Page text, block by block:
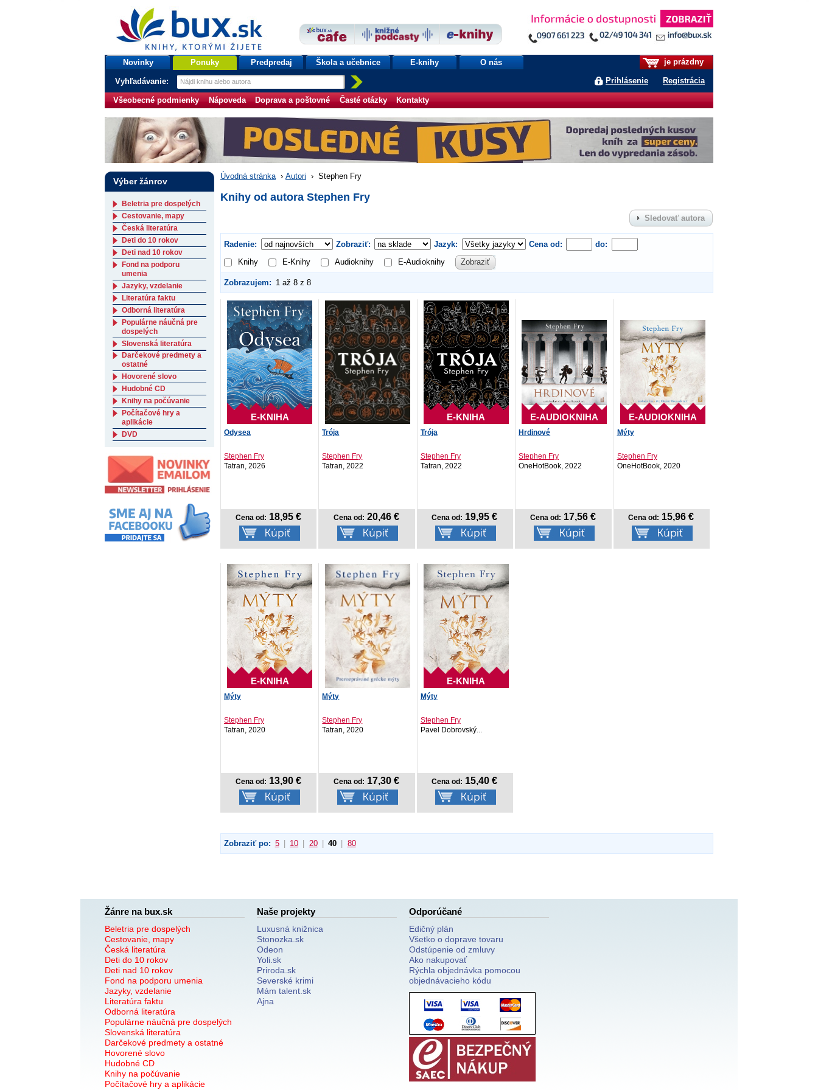
bux.sk
knihy, ktorými žijete
Úvodná stránka
je prázdny
Prihlásenie Registrácia
Novinky Ponuky Predpredaj Škola a učebnice E-knihy O nás
Vyhľadávanie:
Všeobecné podmienky Nápoveda Doprava a poštovné Časté otázky Kontakty
Úvodná stránka › Autori › Stephen Fry
Knihy od autora Stephen Fry
Sledovať autora
Radenie: Zobraziť: Jazyk: Cena od:
do:
Knihy
E-Knihy Audioknihy E-Audioknihy Zobraziť
Zobrazujem: 1 až 8 z 8
E-KNIHA
Odysea
Stephen Fry
Tatran, 2026
Cena od: 18,95 €
Trója
Stephen Fry
Tatran, 2022
Cena od: 20,46 €
E-KNIHA
Trója
Stephen Fry
Tatran, 2022
Cena od: 19,95 €
E-AUDIOKNIHA
Hrdinové
Stephen Fry
OneHotBook, 2022
Cena od: 17,56 €
E-AUDIOKNIHA
Mýty
Stephen Fry
OneHotBook, 2020
Cena od: 15,96 €
E-KNIHA
Mýty
Stephen Fry
Tatran, 2020
Cena od: 13,90 €
Mýty
Stephen Fry
Tatran, 2020
Cena od: 17,30 €
E-KNIHA
Mýty
Stephen Fry
Pavel Dobrovský...
Cena od: 15,40 €
Zobraziť po: 5 | 10 | 20 | 40 | 80
Výber žánrov
Beletria pre dospelých
Cestovanie, mapy
Česká literatúra
Deti do 10 rokov
Deti nad 10 rokov
Fond na podporu
umenia
Jazyky, vzdelanie
Literatúra faktu
Odborná literatúra
Populárne náučná pre
dospelých
Slovenská literatúra
Darčekové predmety a
ostatné
Hovorené slovo
Hudobné CD
Knihy na počúvanie
Počítačové hry a
aplikácie
DVD
Žánre na bux.sk
Beletria pre dospelých
Cestovanie, mapy
Česká literatúra
Deti do 10 rokov
Deti nad 10 rokov
Fond na podporu umenia
Jazyky, vzdelanie
Literatúra faktu
Odborná literatúra
Populárne náučná pre dospelých
Slovenská literatúra
Darčekové predmety a ostatné
Hovorené slovo
Hudobné CD
Knihy na počúvanie
Počítačové hry a aplikácie
Naše projekty
Luxusná knižnica
Stonozka.sk
Odeon
Yoli.sk
Priroda.sk
Severské krimi
Mám talent.sk
Ajna
Odporúčané
Edičný plán
Všetko o doprave tovaru
Odstúpenie od zmluvy
Ako nakupovať
Rýchla objednávka pomocou
objednávacieho kódu